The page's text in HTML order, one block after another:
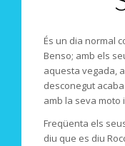
És un dia normal
Benso; amb els
aquesta vegada,
desconegut acaba
amb la seva moto
Freqüenta els
diu que es diu